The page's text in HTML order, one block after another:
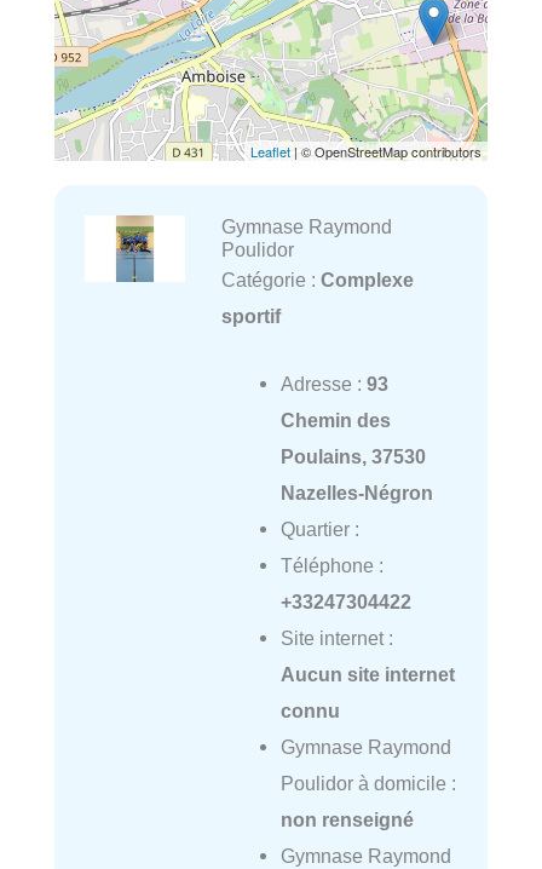
Leaflet| © OpenStreetMap contributors
Gymnase Raymond
Poulidor
Catégorie : Complexe
sportif
Adresse : 93
Chemin des
Poulains, 37530
Nazelles-Négron
Quartier :
Téléphone :
+33247304422
Site internet :
Aucun site internet
connu
Gymnase Raymond
Poulidor à domicile :
non renseigné
Gymnase Raymond